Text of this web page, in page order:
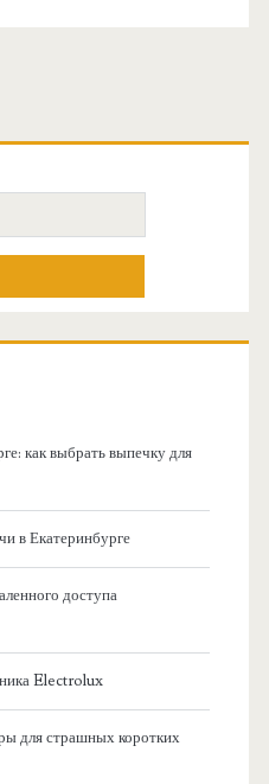
как выбрать выпечку для
в Екатеринбурге
доступа
Electrolux
для страшных коротких